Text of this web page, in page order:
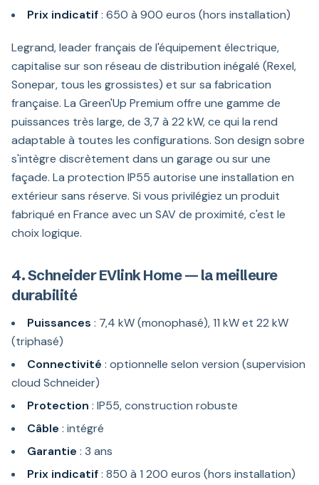
Prix indicatif: 650 à 900 euros (hors installation)
Legrand, leader français de l'équipement électrique,
capitalise sur son réseau de distribution inégalé (Rexel,
Sonepar, tous les grossistes) et sur sa fabrication
française. La Green'Up Premium offre une gamme de
puissances très large, de 3,7 à 22 kW, ce qui la rend
adaptable à toutes les configurations. Son design sobre
s'intègre discrètement dans un garage ou sur une
façade. La protection IP55 autorise une installation en
extérieur sans réserve. Si vous privilégiez un produit
fabriqué en France avec un SAV de proximité, c'est le
choix logique.
4. Schneider EVlink Home — la meilleure
durabilité
Puissances : 7,4 kW (monophasé), 11 kW et 22 kW
(triphasé)
Connectivité : optionnelle selon version (supervision
cloud Schneider)
Protection : IP55, construction robuste
Câble : intégré
Garantie : 3 ans
Prix indicatif: 850 à 1 200 euros (hors installation)